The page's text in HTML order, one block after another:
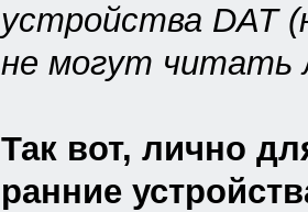
устройства DAT
не могут читать
Так вот, лично
ранние